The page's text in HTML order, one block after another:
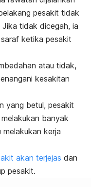
pesakit tidak
tidak dicegah, ia
ketika pesakit
atau tidak,
kesakitan
yang betul, pesakit
banyak
kerja
akan terjejas dan
pesakit.